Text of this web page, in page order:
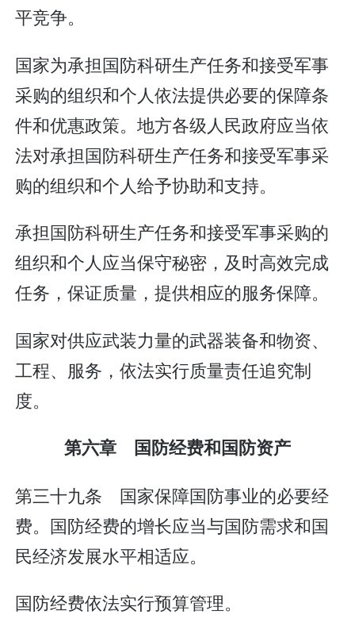
平竞争。
国家为承担国防科研生产任务和接受军事
采购的组织和个人依法提供必要的保障条
件和优惠政策。地方各级人民政府应当依
法对承担国防科研生产任务和接受军事采
购的组织和个人给予协助和支持。
承担国防科研生产任务和接受军事采购的
组织和个人应当保守秘密，及时高效完成
任务，保证质量，提供相应的服务保障。
国家对供应武装力量的武器装备和物资、
工程、服务，依法实行质量责任追究制
度。
第六章 国防经费和国防资产
第三十九条 国家保障国防事业的必要经
费。国防经费的增长应当与国防需求和国
民经济发展水平相适应。
国防经费依法实行预算管理。